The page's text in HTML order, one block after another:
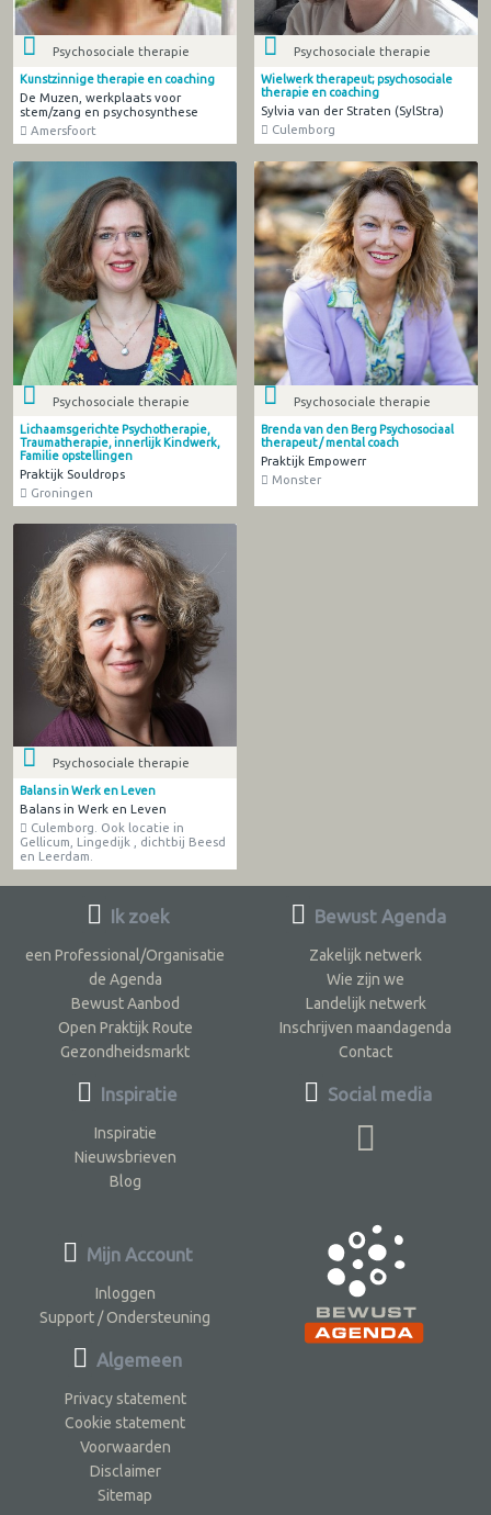
Psychosociale therapie
Kunstzinnige therapie en coaching
De Muzen, werkplaats voor
stem/zang en psychosynthese
Amersfoort
Psychosociale therapie
Wielwerk therapeut; psychosociale
therapie en coaching
Sylvia van der Straten (SylStra)
Culemborg
Psychosociale therapie
Lichaamsgerichte Psychotherapie,
Traumatherapie, innerlijk Kindwerk,
Familie opstellingen
Praktijk Souldrops
Groningen
Psychosociale therapie
Brenda van den Berg Psychosociaal
therapeut / mental coach
Praktijk Empowerr
Monster
Psychosociale therapie
Balans in Werk en Leven
Balans in Werk en Leven
Culemborg. Ook locatie in
Gellicum, Lingedijk , dichtbij Beesd
en Leerdam.
Ik zoek
een Professional/Organisatie
de Agenda
Bewust Aanbod
Open Praktijk Route
Gezondheidsmarkt
Inspiratie
Inspiratie
Nieuwsbrieven
Blog
Bewust Agenda
Zakelijk netwerk
Wie zijn we
Landelijk netwerk
Inschrijven maandagenda
Contact
Social media
Mijn Account
Inloggen
Support / Ondersteuning
Algemeen
Privacy statement
Cookie statement
Voorwaarden
Disclaimer
Sitemap